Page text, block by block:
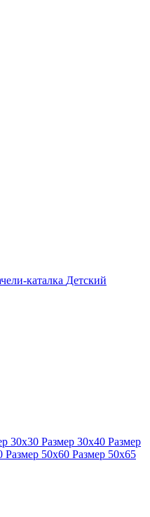
каталка Детский
30x30 Размер 30x40 Размер
Размер 50x60 Размер 50x65